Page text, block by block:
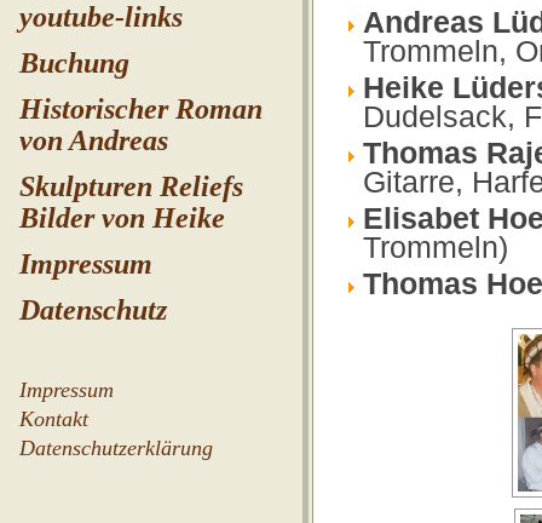
youtube-links
Buchung
Historischer Roman
von Andreas
Skulpturen Reliefs
Bilder von Heike
Impressum
Datenschutz
Impressum
Kontakt
Datenschutzerklärung
Andreas
Trommeln,
Heike
Dudelsack,
Thomas
Gitarre,
Elisabet
Trommeln)
Thomas